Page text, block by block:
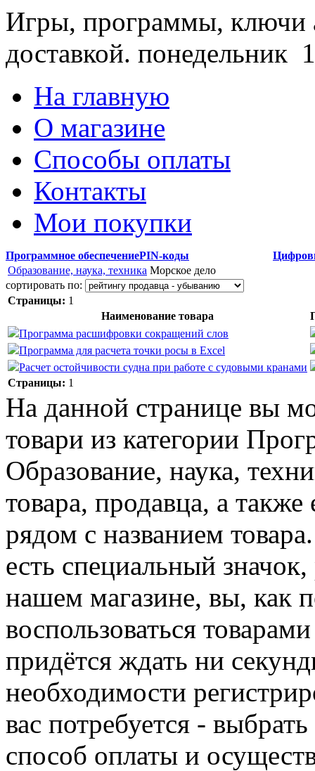
Игры, программы, ключи
доставкой. понедельник
На главную
О магазине
Способы оплаты
Контакты
Мои покупки
Программное обеспечениеPIN-коды
Образование, наука, техника Морское дело
сортировать по:
Страницы: 1
Наименование товара
Программа расшифровки сокращений слов
Программа для расчета точки росы в Excel
Расчет остойчивости судна при работе с судовыми кранами
Страницы: 1
На данной странице вы
товари из категории
Образование, наука,
товара, продавца, а
рядом с названием
есть специальный
нашем магазине, вы, как
воспользоваться
придётся ждать ни
необходимости
вас потребуется -
способ оплаты и